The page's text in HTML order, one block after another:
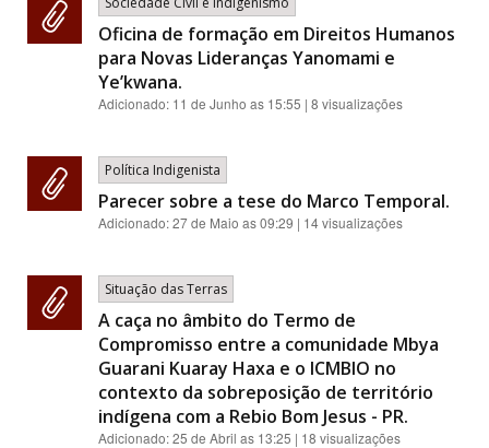
Oficina de formação em Direitos Humanos
para Novas Lideranças Yanomami e
Ye’kwana.
Adicionado: 11 de Junho as 15:55 | 8 visualizações
Política Indigenista
Parecer sobre a tese do Marco Temporal.
Adicionado:27 de Maio as 09:29 | 14 visualizações
Situação das Terras
A caça no âmbito do Termo de
Compromisso entre a comunidade Mbya
Guarani Kuaray Haxa e o ICMBIO no
contexto da sobreposição de território
indígena com a Rebio Bom Jesus - PR.
Adicionado:25 de Abril as 13:25 | 18 visualizações